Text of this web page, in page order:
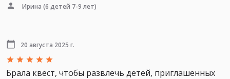
Ирина (6 детей 7-9 лет)
20 августа 2025 г.
Брала квест, чтобы развлечь детей, приглашенных